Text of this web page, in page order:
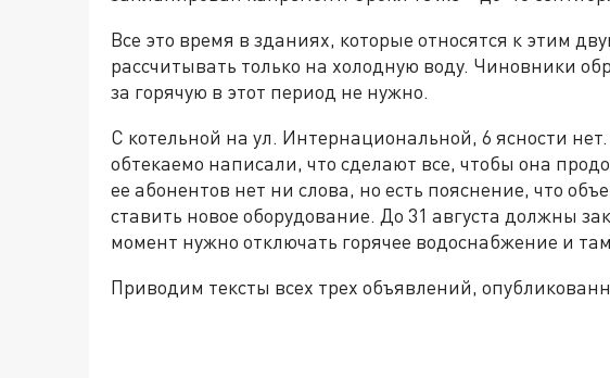
Все это время в зданиях, которые относятся к этим
рассчитывать только на холодную воду. Чиновники
за горячую в этот период не нужно.
С котельной на ул. Интернациональной, 6 ясности
обтекаемо написали, что сделают все, чтобы она
ее абонентов нет ни слова, но есть пояснение, что
ставить новое оборудование. До 31 августа должны
момент нужно отключать горячее водоснабжение и
Приводим тексты всех трех объявлений,